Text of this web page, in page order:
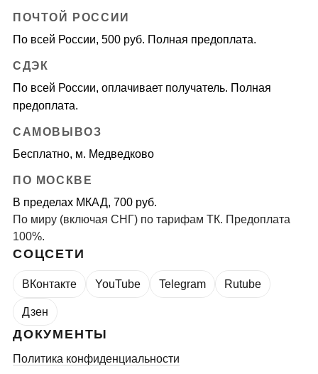
ПОЧТОЙ РОССИИ
По всей России, 500 руб. Полная предоплата.
СДЭК
По всей России, оплачивает получатель. Полная
предоплата.
САМОВЫВОЗ
Бесплатно, м. Медведково
ПО МОСКВЕ
В пределах МКАД, 700 руб.
По миру (включая СНГ) по тарифам ТК. Предоплата
100%.
СОЦСЕТИ
ВКонтакте YouTube Telegram Rutube
Дзен
ДОКУМЕНТЫ
Политика конфиденциальности